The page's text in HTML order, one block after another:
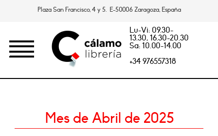
Plaza San Francisco, 4 y 5. E-50006 Zaragoza, España
Lu-Vi: 09.30-
13.30, 16.30-20.30
Sa: 10.00-14.00
+34 976557318
Mes de Abril de 2025